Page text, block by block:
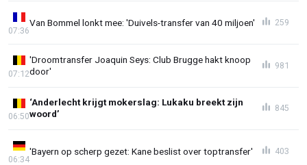
Van Bommel lonkt mee: 'Duivels-transfer van 40 miljoen'
07:36
259
'Droomtransfer Joaquin Seys: Club Brugge hakt knoop
door'
07:12
981
‘Anderlecht krijgt mokerslag: Lukaku breekt zijn
woord’
06:50
845
'Bayern op scherp gezet: Kane beslist over toptransfer'
06:34
403